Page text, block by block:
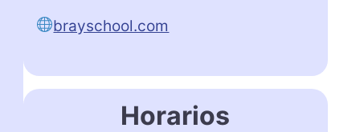
brayschool.com
Horarios